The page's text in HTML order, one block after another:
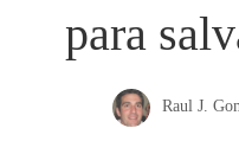
para
Raul J.